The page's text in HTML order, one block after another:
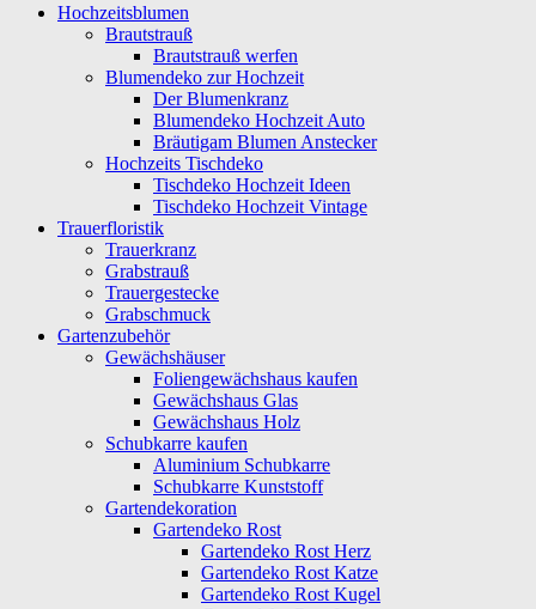
Hochzeitsblumen
Brautstrauß
Brautstrauß werfen
Blumendeko zur Hochzeit
Der Blumenkranz
Blumendeko Hochzeit Auto
Bräutigam Blumen Anstecker
Hochzeits Tischdeko
Tischdeko Hochzeit Ideen
Tischdeko Hochzeit Vintage
Trauerfloristik
Trauerkranz
Grabstrauß
Trauergestecke
Grabschmuck
Gartenzubehör
Gewächshäuser
Foliengewächshaus kaufen
Gewächshaus Glas
Gewächshaus Holz
Schubkarre kaufen
Aluminium Schubkarre
Schubkarre Kunststoff
Gartendekoration
Gartendeko Rost
Gartendeko Rost Herz
Gartendeko Rost Katze
Gartendeko Rost Kugel